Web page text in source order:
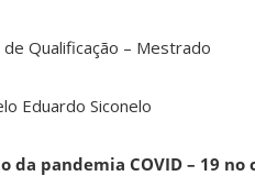
de Qualificação – Mestrado
Eduardo Siconelo
da pandemia COVID – 19